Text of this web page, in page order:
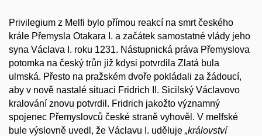
Privilegium z Melfi bylo přímou reakcí na smrt českého
krále Přemysla Otakara I. a začátek samostatné vlády jeho
syna Václava I. roku 1231. Nástupnická práva Přemyslova
potomka na český trůn již kdysi potvrdila Zlatá bula
ulmská. Přesto na pražském dvoře pokládali za žádoucí,
aby v nově nastalé situaci Fridrich II. Sicilský Václavovo
kralování znovu potvrdil. Fridrich jakožto významný
spojenec Přemyslovců české straně vyhověl. V melfské
bule výslovně uvedl, že Václavu I. uděluje „království